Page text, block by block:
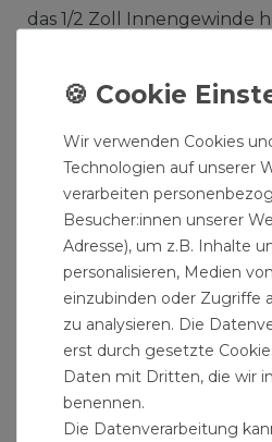
das 1/2 Zoll Innengewinde
Produktmerkmale Stahl
Rohrdoppelnippel als
Verzinkte Rohrnippel
von
Gewindenippel aus
Verbindung und
Verzinkte Langnippel
Heizung-, Klima- und
Gewindefittinge zum
Wir verwenden Cookies
Technologien auf unserer
verarbeiten
Besucher:innen unserer
Adresse), um z.B. Inhalte
personalisieren, Medien
einzubinden oder Zugriffe
zu analysieren. Die
erst durch gesetzte
Daten mit Dritten, die wir
benennen.
Die Datenverarbeitung